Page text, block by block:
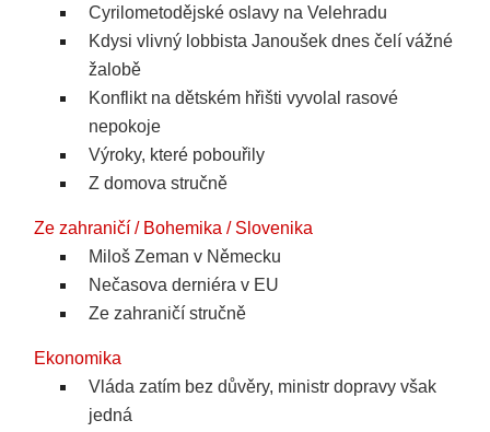
Cyrilometodějské oslavy na Velehradu
Kdysi vlivný lobbista Janoušek dnes čelí vážné
žalobě
Konflikt na dětském hřišti vyvolal rasové
nepokoje
Výroky, které pobouřily
Z domova stručně
Ze zahraničí / Bohemika / Slovenika
Miloš Zeman v Německu
Nečasova derniéra v EU
Ze zahraničí stručně
Ekonomika
Vláda zatím bez důvěry, ministr dopravy však
jedná